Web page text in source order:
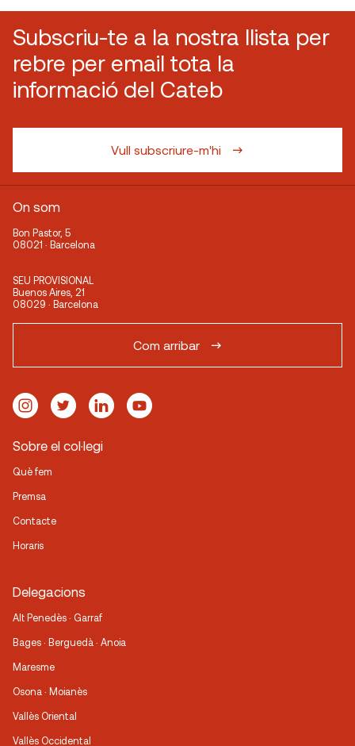
Subscriu-te a la nostra llista per
rebre per email tota la
informació del Cateb
Vull subscriure-m'hi
On som
Bon Pastor, 5
08021 · Barcelona
SEU PROVISIONAL
Buenos Aires, 21
08029 · Barcelona
Com arribar
Sobre el col·legi
Què fem
Premsa
Contacte
Horaris
Delegacions
Alt Penedès · Garraf
Bages · Berguedà · Anoia
Maresme
Osona · Moianès
Vallès Oriental
Vallès Occidental